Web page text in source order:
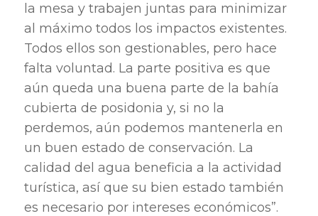
la mesa y trabajen juntas para minimizar
al máximo todos los impactos existentes.
Todos ellos son gestionables, pero hace
falta voluntad. La parte positiva es que
aún queda una buena parte de la bahía
cubierta de posidonia y, si no la
perdemos, aún podemos mantenerla en
un buen estado de conservación. La
calidad del agua beneficia a la actividad
turística, así que su bien estado también
es necesario por intereses económicos”.